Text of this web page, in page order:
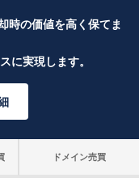
時の価値を高く保てま
に実現します。
ドメイン売買